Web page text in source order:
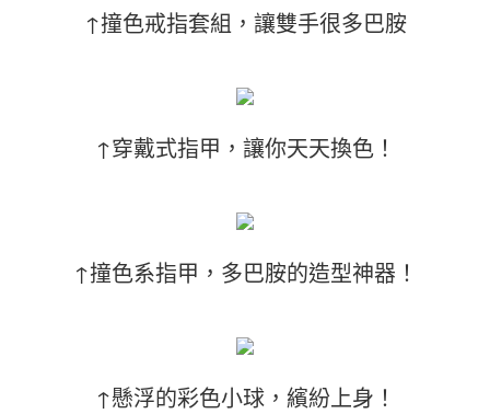
↑撞色戒指套組，讓雙手很多巴胺
↑穿戴式指甲，讓你天天換色！
↑撞色系指甲，多巴胺的造型神器！
↑懸浮的彩色小球，繽紛上身！